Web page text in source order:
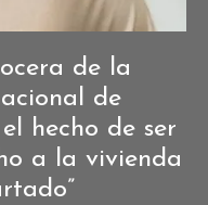
, de la
de
hecho de ser
a la vivienda